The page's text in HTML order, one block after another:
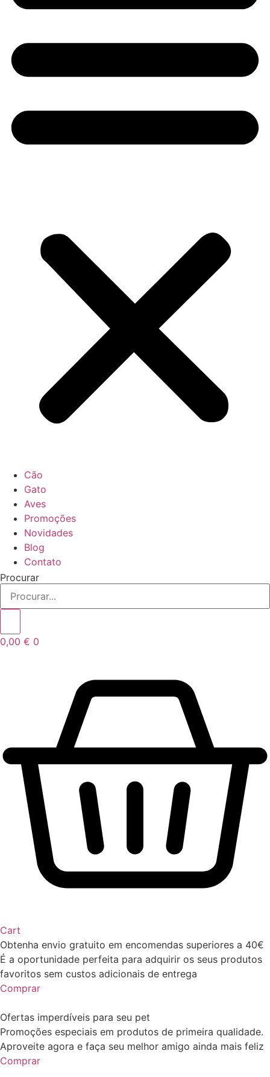
Cão
Gato
Aves
Promoções
Novidades
Blog
Contato
Procurar
0,00 € 0
Cart
Obtenha envio gratuito em encomendas superiores a 40€
É a oportunidade perfeita para adquirir os seus produtos
favoritos sem custos adicionais de entrega
Comprar
Ofertas imperdíveis para seu pet
Promoções especiais em produtos de primeira qualidade.
Aproveite agora e faça seu melhor amigo ainda mais feliz
Comprar